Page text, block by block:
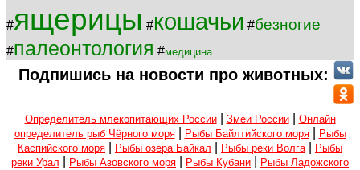
#ящерицы #кошачьи #безногие
#палеонтология #медицина
Подпишись на новости про животных:
Определитель млекопитающих России| Змеи России| Онлайн
определитель рыб Чёрного моря| Рыбы Байлтийского моря|
Рыбы
Каспийского моря
Рыбы озера Байкал Рыбы реки Волга
Рыбы
реки Урал
Рыбы Азовского моря Рыбы Кубани Рыбы Ладожского